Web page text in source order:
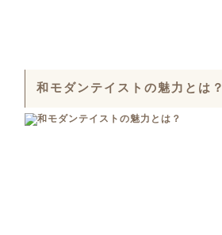
和モダンテイストの魅力とは？